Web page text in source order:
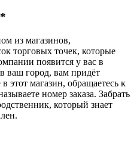
из магазинов,
торговых точек, которые
появится у вас в
ваш город, вам придёт
этот магазин, обращаетесь к
номер заказа. Забрать
который знает